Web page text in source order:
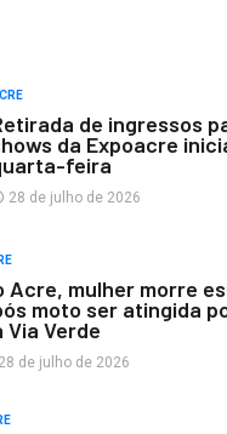
de ingressos
da Expoacre
feira
28 de julho de 2026
Acre, mulher morre
moto ser atingida
Via Verde
28 de julho de 2026